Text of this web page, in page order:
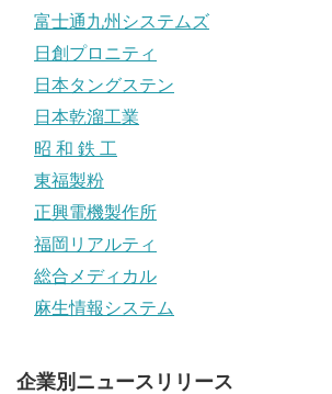
富士通九州システムズ
日創プロニティ
日本タングステン
日本乾溜工業
昭 和 鉄 工
東福製粉
正興電機製作所
福岡リアルティ
総合メディカル
麻生情報システム
企業別ニュースリリース